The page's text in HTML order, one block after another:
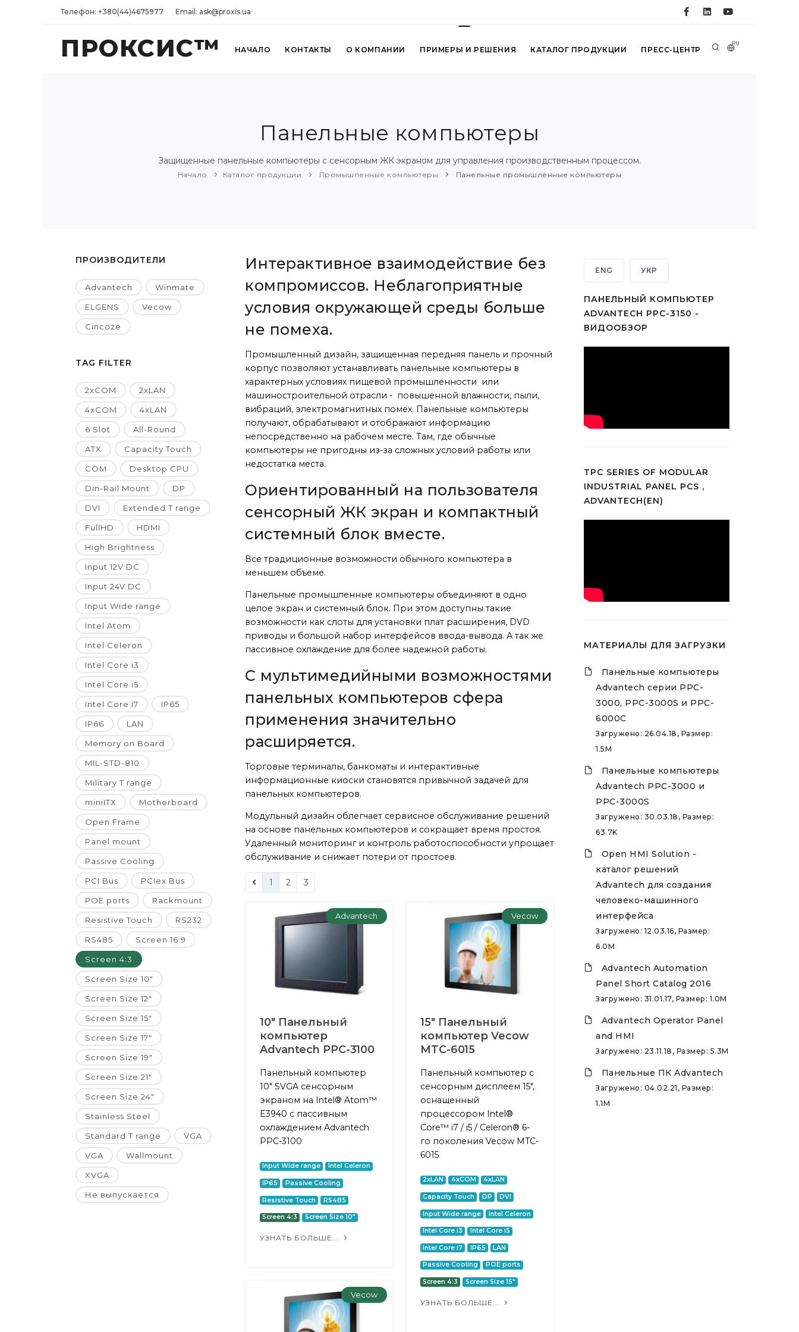
Телефон: +380(44)4675977 Email: ask@proxis.ua
ПРОКСИС™ RU
НАЧАЛО КОНТАКТЫ О КОМПАНИИ ПРИМЕРЫ И РЕШЕНИЯ КАТАЛОГ ПРОДУКЦИИ ПРЕСС-ЦЕНТР
Панельные компьютеры
Защищенные панельные компьютеры с сенсорным ЖК экраном для управления производственным процессом.
Начало Каталог продукции Промышленные компьютеры Панельные промышленные компьютеры
ПРОИЗВОДИТЕЛИ
Advantech Winmate
ELGENS Vecow
Cincoze
TAG FILTER
2xCOM 2xLAN
4xCOM 4xLAN
6 Slot All-Round
ATX Capacity Touch
COM Desktop CPU
Din-Rail Mount DP
DVI Extended T range
FullHD HDMI
High Brightness
Input 12V DC
Input 24V DC
Input Wide range
Intel Atom
Intel Celeron
Intel Core i3
Intel Core i5
Intel Core i7 IP65
IP66 LAN
Memory on Board
MIL-STD-810
Military T range
miniITX Motherboard
Open Frame
Panel mount
Passive Cooling
PCI Bus PCIex Bus
POE ports Rackmount
Resistive Touch RS232
RS485 Screen 16:9
Screen 4:3
Screen Size 10"
Screen Size 12"
Screen Size 15"
Screen Size 17"
Screen Size 19"
Screen Size 21"
Screen Size 24"
Stainless Steel
Standard T range VGA
VGA Wallmount
XVGA
Не выпускается
Интерактивное взаимодействие без
компромиссов. Неблагоприятные
условия окружающей среды больше
не помеха.
Промышленный дизайн, защищенная передняя панель и прочный
корпус позволяют устанавливать панельные компьютеры в
характерных условиях пищевой промышленности или
машиностроительной отрасли - повышенной влажности, пыли,
вибраций, электромагнитных помех. Панельные компьютеры
получают, обрабатывают и отображают информацию
непосредственно на рабочем месте. Там, где обычные
компьютеры не пригодны из-за сложных условий работы или
недостатка места.
Ориентированный на пользователя
сенсорный ЖК экран и компактный
системный блок вместе.
Все традиционные возможности обычного компьютера в
меньшем объеме.
Панельные промышленные компьютеры объединяют в одно
целое экран и системный блок. При этом доступны такие
возможности как слоты для установки плат расширения, DVD
приводы и большой набор интерфейсов ввода-вывода. А так же
пассивное охлаждение для более надежной работы.
С мультимедийными возможностями
панельных компьютеров сфера
применения значительно
расширяется.
Торговые терминалы, банкоматы и интерактивные
информационные киоски становятся привычной задачей для
панельных компьютеров.
Модульный дизайн облегчает сервисное обслуживание решений
на основе панельных компьютеров и сокращает время простоя.
Удаленный мониторинг и контроль работоспособности упрощает
обслуживание и снижает потери от простоев.
1 2 3
Advantech
10" Панельный
компьютер
Advantech PPC-3100
Панельный компьютер
10" SVGA сенсорным
экраном на Intel® Atom™
E3940 с пассивным
охлаждением Advantech
PPC-3100
Input Wide range Intel Celeron
IP65 Passive Cooling
Resistive Touch RS485
Screen 4:3 Screen Size 10"
УЗНАТЬ БОЛЬШЕ...
Vecow
15" Панельный
компьютер Vecow
MTC-6015
Панельный компьютер с
сенсорным дисплеем 15",
оснащенный
процессором Intel®
Core™ i7 / i5 / Celeron® 6-
го поколения Vecow MTC-
6015
2xLAN 4xCOM 4xLAN
Capacity Touch DP DVI
Input Wide range Intel Celeron
Intel Core i3 Intel Core i5
Intel Core i7 IP65 LAN
Passive Cooling POE ports
Screen 4:3 Screen Size 15"
УЗНАТЬ БОЛЬШЕ...
Vecow
ENG УКР
ПАНЕЛЬНЫЙ КОМПЬЮТЕР
ADVANTECH PPC-3150 -
ВИДООБЗОР
TPC SERIES OF MODULAR
INDUSTRIAL PANEL PCS ,
ADVANTECH(EN)
МАТЕРИАЛЫ ДЛЯ ЗАГРУЗКИ
Панельные компьютеры
Advantech серии PPC-
3000, PPC-3000S и PPC-
6000C
Загружено: 26.04.18, Размер:
1.5M
Панельные компьютеры
Advantech PPC-3000 и
PPC-3000S
Загружено: 30.03.18, Размер:
63.7K
Open HMI Solution -
каталог решений
Advantech для создания
человеко-машинного
интерфейса
Загружено: 12.03.16, Размер:
6.0M
Advantech Automation
Panel Short Catalog 2016
Загружено: 31.01.17, Размер: 1.0M
Advantech Operator Panel
and HMI
Загружено: 23.11.18, Размер: 5.3M
Панельные ПК Advantech
Загружено: 04.02.21, Размер:
1.1M